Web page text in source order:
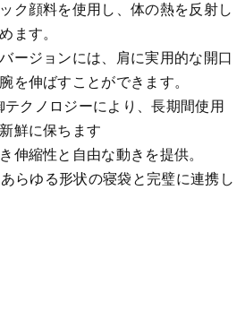
ク顔料を使用し、体の熱を反射し
ます。
ージョンには、肩に実用的な開口
を伸ばすことができます。
テクノロジーにより、長期間使用
鮮に保ちます
伸縮性と自由な動きを提供。
らゆる形状の寝袋と完璧に連携し